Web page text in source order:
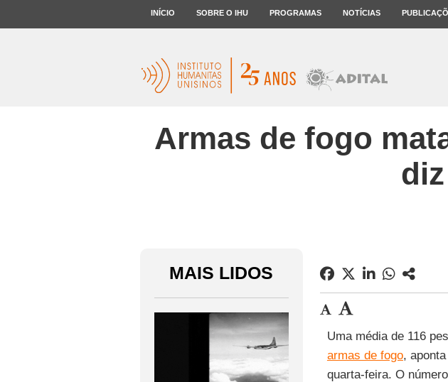
INÍCIO SOBRE O IHU PROGRAMAS NOTÍCIAS
Armas de fogo
MAIS LIDOS
Uma média de 116
armas de fogo,
quarta-feira. O